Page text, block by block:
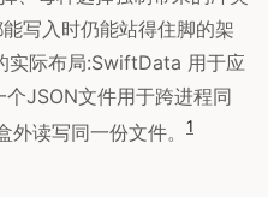
写入时仍能站得住脚的架
实际布局:SwiftData 用于应
JSON文件用于跨进程同
读写同一份文件。
1